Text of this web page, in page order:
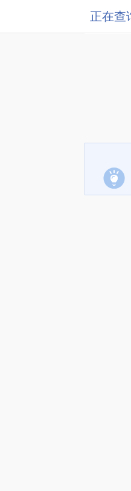
正在查